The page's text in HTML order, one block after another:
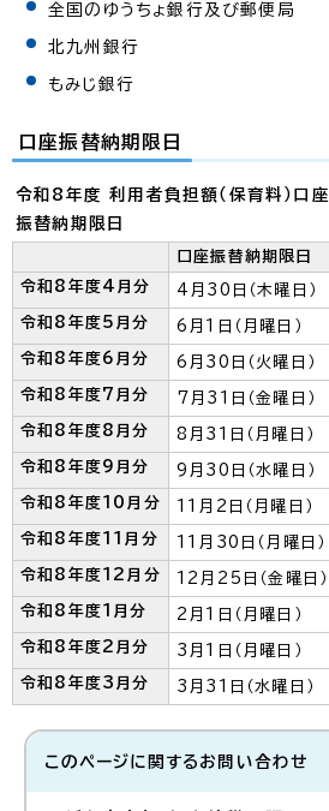
全国のゆうちょ銀行及び郵便局
北九州銀行
もみじ銀行
口座振替納期限日
令和8年度 利用者負担額（保育料）口座
振替納期限日
口座振替納期限日
令和8年度4月分
4月30日（木曜日）
令和8年度5月分 6月1日（月曜日）
令和8年度6月分 6月30日（火曜日）
令和8年度7月分 7月31日（金曜日）
令和8年度8月分 8月31日（月曜日）
令和8年度9月分 9月30日（水曜日）
令和8年度10月分 11月2日（月曜日）
令和8年度11月分 11月30日（月曜日）
令和8年度12月分 12月25日（金曜日）
令和8年度1月分 2月1日（月曜日）
令和8年度2月分 3月1日（月曜日）
令和8年度3月分 3月31日（水曜日）
このページに関する お問い合わせ